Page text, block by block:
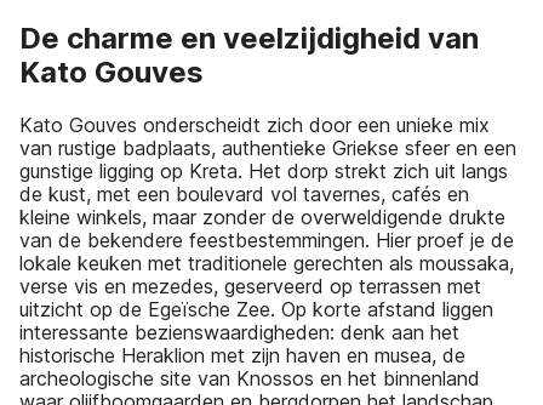
De charme en veelzijdigheid van
Kato Gouves
Kato Gouves onderscheidt zich door een unieke mix
van rustige badplaats, authentieke Griekse sfeer en een
gunstige ligging op Kreta. Het dorp strekt zich uit langs
de kust, met een boulevard vol tavernes, cafés en
kleine winkels, maar zonder de overweldigende drukte
van de bekendere feestbestemmingen. Hier proef je de
lokale keuken met traditionele gerechten als moussaka,
verse vis en mezedes, geserveerd op terrassen met
uitzicht op de Egeïsche Zee. Op korte afstand liggen
interessante bezienswaardigheden: denk aan het
historische Heraklion met zijn haven en musea, de
archeologische site van Knossos en het binnenland